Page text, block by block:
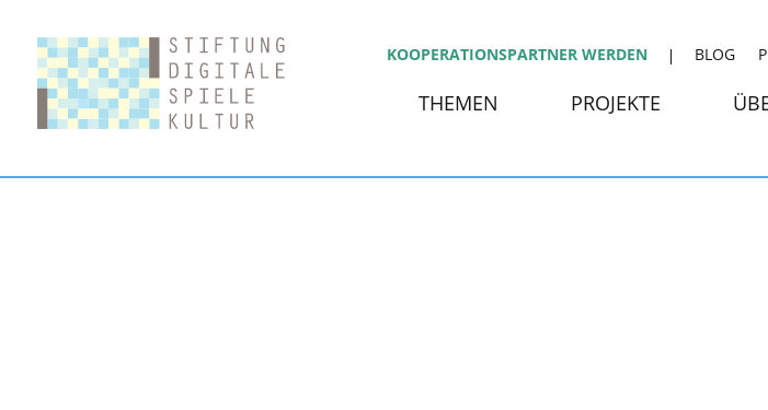
KOOPERATIONSPARTNER WERDEN BLOG
THEMEN PROJEKTE